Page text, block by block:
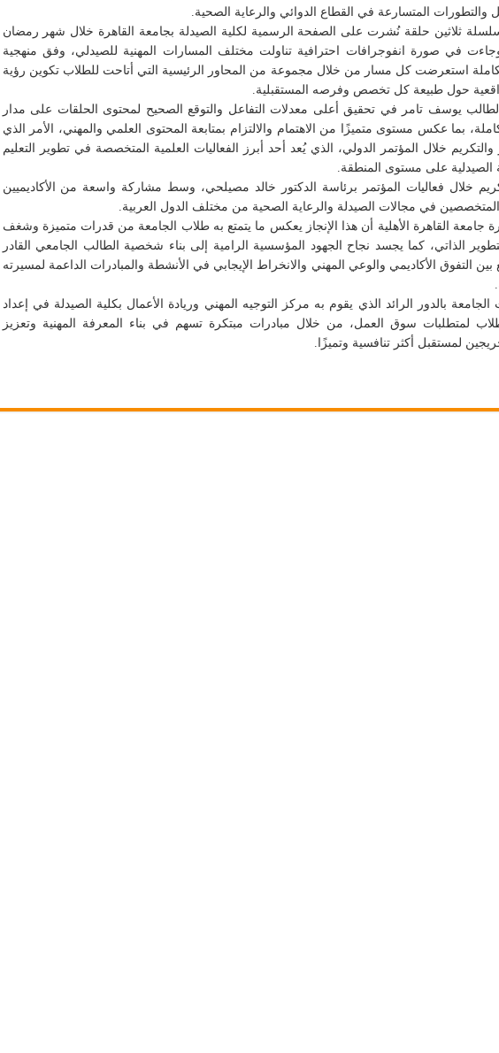
المتسارعة في القطاع الدوائي والرعاية الصحية.
ثلاثين حلقة نُشرت على الصفحة الرسمية لكلية الصيدلة بجامعة القاهرة خلال شهر رمضان
وجاءت في صورة انفوجرافات احترافية تناولت مختلف المسارات المهنية للصيدلي، وفق منهجية
استعرضت كل مسار من خلال مجموعة من المحاور الرئيسية التي أتاحت للطلاب تكوين رؤية
حول طبيعة كل تخصص وفرصه المستقبلية.
يوسف تامر في تحقيق أعلى معدلات التفاعل والتوقع الصحيح لمحتوى الحلقات على مدار
بما عكس مستوى متميزًا من الاهتمام والالتزام بمتابعة المحتوى العلمي والمهني، الأمر الذي
والتكريم خلال المؤتمر الدولي، الذي يُعد أحد أبرز الفعاليات العلمية المتخصصة في تطوير التعليم
الصيدلية على مستوى المنطقة.
خلال فعاليات المؤتمر برئاسة الدكتور خالد مصيلحي، وسط مشاركة واسعة من الأكاديميين
في مجالات الصيدلة والرعاية الصحية من مختلف الدول العربية.
جامعة القاهرة الأهلية أن هذا الإنجاز يعكس ما يتمتع به طلاب الجامعة من قدرات متميزة وشغف
الذاتي، كما يجسد نجاح الجهود المؤسسية الرامية إلى بناء شخصية الطالب الجامعي القادر
التفوق الأكاديمي والوعي المهني والانخراط الإيجابي في الأنشطة والمبادرات الداعمة لمسيرته
بالدور الرائد الذي يقوم به مركز التوجيه المهني وريادة الأعمال بكلية الصيدلة في إعداد
لمتطلبات سوق العمل، من خلال مبادرات مبتكرة تسهم في بناء المعرفة المهنية وتعزيز
لمستقبل أكثر تنافسية وتميزًا.